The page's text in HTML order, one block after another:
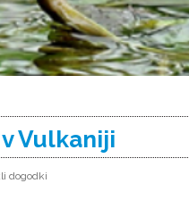
Vulkaniji
dogodki